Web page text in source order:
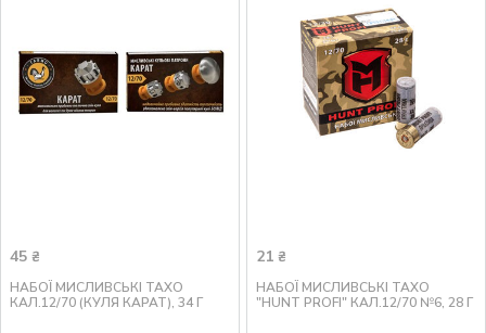
45 ₴
НАБОЇ МИСЛИВСЬКІ ТАХО
КАЛ.12/70 (КУЛЯ КАРАТ), 34 Г
21 ₴
НАБОЇ МИСЛИВСЬКІ ТАХО
"HUNT PROFI" КАЛ.12/70 №6, 28 Г